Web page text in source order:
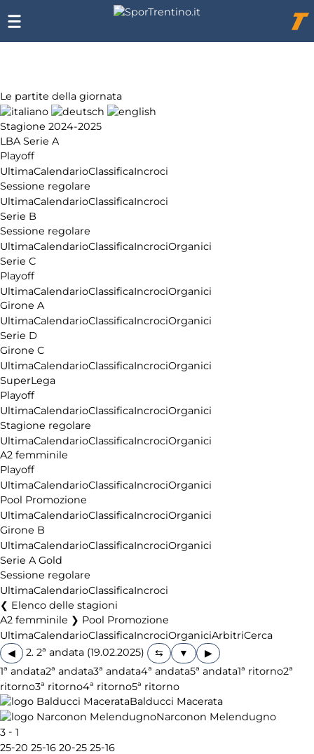
Le partite della giornata
Stagione 2024-2025
LBA Serie A
Playoff
UltimaCalendarioClassificaIncroci
Sessione regolare
UltimaCalendarioClassificaIncroci
Serie B
Sessione regolare
UltimaCalendarioClassificaIncrociOrganici
Serie C
Playoff
UltimaCalendarioClassificaIncrociOrganici
Girone A
UltimaCalendarioClassificaIncrociOrganici
Serie D
Girone C
UltimaCalendarioClassificaIncrociOrganici
SuperLega
Playoff
UltimaCalendarioClassificaIncrociOrganici
Stagione regolare
UltimaCalendarioClassificaIncrociOrganici
A2 femminile
Playoff
UltimaCalendarioClassificaIncrociOrganici
Pool Promozione
UltimaCalendarioClassificaIncrociOrganici
Girone B
UltimaCalendarioClassificaIncrociOrganici
Serie A Gold
Sessione regolare
UltimaCalendarioClassificaIncroci
Elenco delle stagioni
A2 femminile ❯ Pool Promozione
UltimaCalendarioClassificaIncrociOrganiciArbitriCerca
◀
2. 2ª andata (19.02.2025)
▶
1ª andata2ª andata3ª andata4ª andata5ª andata1ª ritorno2ª
ritorno3ª ritorno4ª ritorno5ª ritorno
Balducci Macerata
Narconon Melendugno
3 - 1
25-20 25-16 20-25 25-16
Chi
siamo
Affiliazione